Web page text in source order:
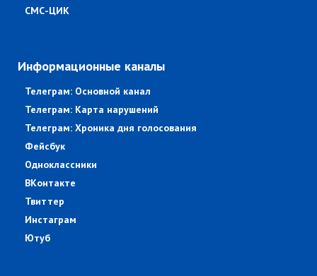
СМС-ЦИК
Информационные каналы
Телеграм: Основной канал
Телеграм: Карта нарушений
Телеграм: Хроника дня голосования
Фейсбук
Одноклассники
ВКонтакте
Твиттер
Инстаграм
Ютуб